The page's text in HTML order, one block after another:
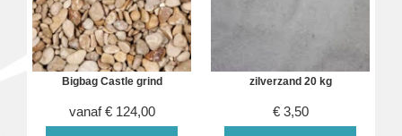
Bigbag Castle grind
vanaf € 124,00
zilverzand 20 kg
€ 3,50